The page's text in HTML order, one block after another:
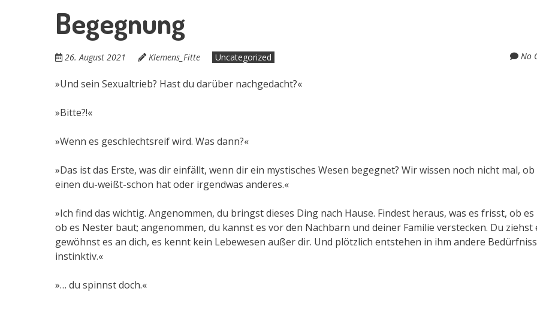
Begegnung
26. August 2021 Klemens_Fitte Uncategorized No
»Und sein Sexualtrieb? Hast du darüber nachgedacht?«
»Bitte?!«
»Wenn es geschlechtsreif wird. Was dann?«
»Das ist das Erste, was dir einfällt, wenn dir ein mystisches Wesen begegnet? Wir wissen noch nicht mal, ob
einen du-weißt-schon hat oder irgendwas anderes.«
»Ich find das wichtig. Angenommen, du bringst dieses Ding nach Hause. Findest heraus, was es frisst, ob es
ob es Nester baut; angenommen, du kannst es vor den Nachbarn und deiner Familie verstecken. Du ziehst
gewöhnst es an dich, es kennt kein Lebewesen außer dir. Und plötzlich entstehen in ihm andere
instinktiv.«
»… du spinnst doch.«